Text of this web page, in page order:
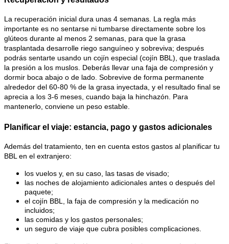
La recuperación inicial dura unas 4 semanas. La regla más
importante es no sentarse ni tumbarse directamente sobre los
glúteos durante al menos 2 semanas, para que la grasa
trasplantada desarrolle riego sanguíneo y sobreviva; después
podrás sentarte usando un cojín especial (cojín BBL), que traslada
la presión a los muslos. Deberás llevar una faja de compresión y
dormir boca abajo o de lado. Sobrevive de forma permanente
alrededor del 60-80 % de la grasa inyectada, y el resultado final se
aprecia a los 3-6 meses, cuando baja la hinchazón. Para
mantenerlo, conviene un peso estable.
Planificar el viaje: estancia, pago y gastos adicionales
Además del tratamiento, ten en cuenta estos gastos al planificar tu
BBL en el extranjero:
los vuelos y, en su caso, las tasas de visado;
las noches de alojamiento adicionales antes o después del
paquete;
el cojín BBL, la faja de compresión y la medicación no
incluidos;
las comidas y los gastos personales;
un seguro de viaje que cubra posibles complicaciones.